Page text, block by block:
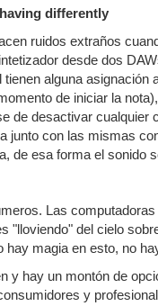
differently
ruidos extraños
desde dos
alguna
de iniciar la
de desactivar
junto con las mismas
de esa forma el
Las
"lloviendo" del cielo
magia en esto, no
y hay un montón de
y